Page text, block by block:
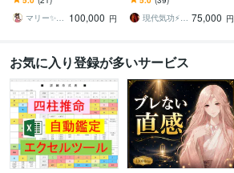
すぐに占い師としてデビ
ューできます☆ミ
マリー✨霊感霊視占い✨気持ち、復縁、複雑 100,000 円
えて気功の本質までわか
る100冊超のテキスト
現代気功⚡神念伝達師＠SHANTY巫香 75,000 円
お気に入り登録が多いサービス